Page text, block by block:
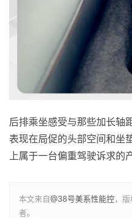
后排乘坐感受与那些加长轴
表现在局促的头部空间和坐
上属于一台偏重驾驶诉求的
本文来自@38号美系性能控，
者。